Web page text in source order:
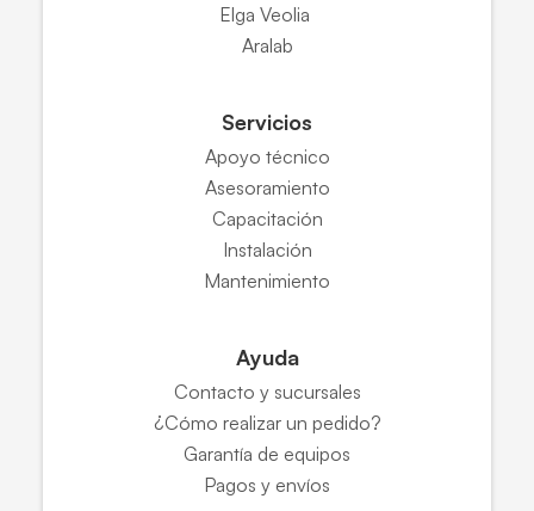
Elga Veolia
Aralab
Servicios
Apoyo técnico
Asesoramiento
Capacitación
Instalación
Mantenimiento
Ayuda
Contacto y sucursales
¿Cómo realizar un pedido?
Garantía de equipos
Pagos y envíos